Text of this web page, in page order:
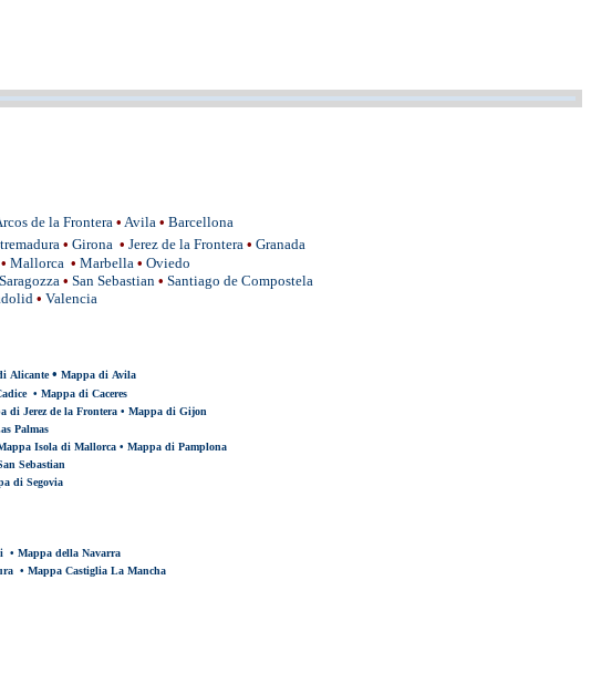
de la Frontera • Avila • Barcellona
• Girona • Jerez de la Frontera • Granada
• Mallorca • Marbella • Oviedo
Saragozza • San Sebastian • Santiago de Compostela
• Valencia
Alicante • Mappa di Avila
• Mappa di Caceres
di Jerez de la Frontera • Mappa di Gijon
Palmas
Isola di Mallorca • Mappa di Pamplona
Sebastian
di Segovia
• Mappa della Navarra
• Mappa Castiglia La Mancha